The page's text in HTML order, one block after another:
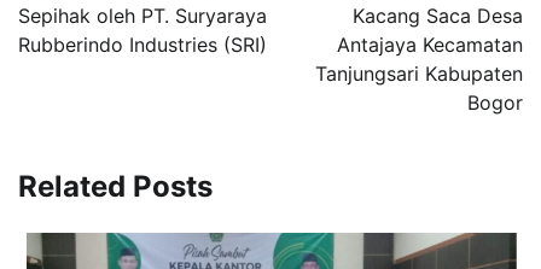
Sepihak oleh PT. Suryaraya
Rubberindo Industries (SRI)
Kacang Saca Desa
Antajaya Kecamatan
Tanjungsari Kabupaten
Bogor
Related Posts